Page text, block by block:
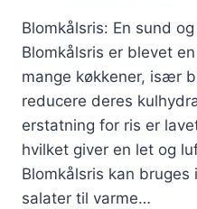
Blomkålsris: En sund
Blomkålsris er blevet
mange køkkener, især
reducere deres
erstatning for ris er
hvilket giver en let og
Blomkålsris kan
salater til varme…